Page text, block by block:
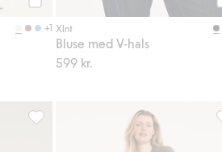
+1 Xlnt
Bluse med V-hals
599 kr.
Sweatpants barrel fit, Legg til i